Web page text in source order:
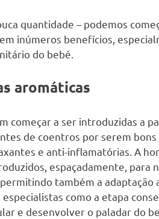
quantidade – podemos
inúmeros benefícios,
do bebé.
aromáticas
começar a ser introduzidas a
de coentros por serem bons
e anti-inflamatórias. A
espaçadamente, para
também a adaptação
como a etapa
e desenvolver o paladar do